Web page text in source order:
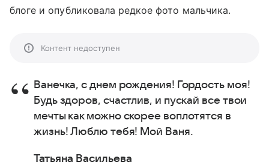
блоге и опубликовала редкое фото мальчика.
Контент недоступен
Ванечка, с днем рождения! Гордость моя!
Будь здоров, счастлив, и пускай все твои
мечты как можно скорее воплотятся в
жизнь! Люблю тебя! Мой Ваня.
Татьяна Васильева